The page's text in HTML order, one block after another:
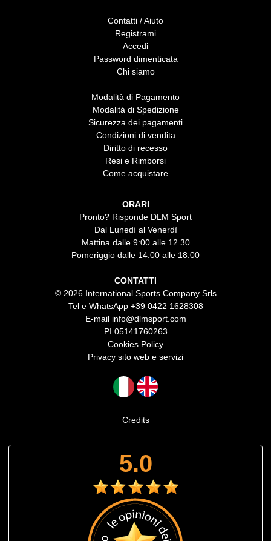
Contatti / Aiuto
Registrami
Accedi
Password dimenticata
Chi siamo
Modalità di Pagamento
Modalità di Spedizione
Sicurezza dei pagamenti
Condizioni di vendita
Diritto di recesso
Resi e Rimborsi
Come acquistare
ORARI
Pronto? Risponde DLM Sport
Dal Lunedì al Venerdì
Mattina dalle 9:00 alle 12.30
Pomeriggio dalle 14:00 alle 18:00
CONTATTI
© 2026 International Sports Company Srls
Tel e WhatsApp +39 0422 1628308
E-mail info@dlmsport.com
PI 05141760263
Cookies Policy
Privacy sito web e servizi
Credits
5.0